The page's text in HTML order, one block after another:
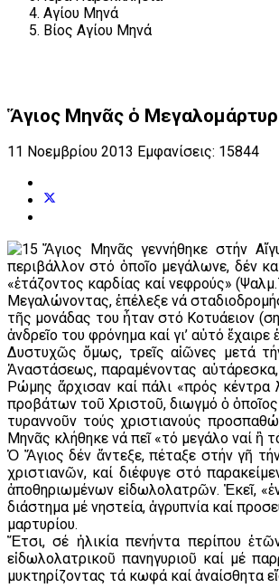
Αγίου Μηνά
Βίος Αγίου Μηνά
Ἅγιος Μηνᾶς ὁ
11 Νοεμβρίου 2013 Εμφανίσεις: 15844
Ἅγιος Μηνᾶς γεννήθηκε στήν
περιβάλλον στό ὁποῖο μεγάλωνε, δέν
«ἐτάζοντος καρδίας καί νεφρούς»
Μεγαλώνοντας, ἐπέλεξε νά
τῆς μονάδας του ἦταν στό Κοτυάειον
ἀνδρεῖο του φρόνημα καί γι’ αὐτό
Δυστυχῶς ὅμως, τρεῖς αἰῶνες μετά
Ἀναστάσεως, παραμένοντας
Ρώμης ἄρχισαν καί πάλι «πρός κέντρα
προβάτων τοῦ Χριστοῦ, διωγμό ὁ
τυραννοῦν τούς χριστιανούς
Μηνᾶς κλήθηκε νά πεῖ «τό μεγάλο ναί ἢ
Ὁ Ἅγιος δέν ἄντεξε, πέταξε στήν γῆ
χριστιανῶν, καί διέφυγε στό
ἀποθηριωμένων εἰδωλολατρῶν. Ἐκεῖ,
διάστημα μέ νηστεία, ἀγρυπνία καί
μαρτυρίου.
Ἔτσι, σέ ἡλικία πενήντα περίπου
εἰδωλολατρικοῦ πανηγυριοῦ καί μέ
μυκτηρίζοντας τά κωφά καί ἀναίσθητα